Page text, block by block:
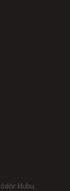
klubu.